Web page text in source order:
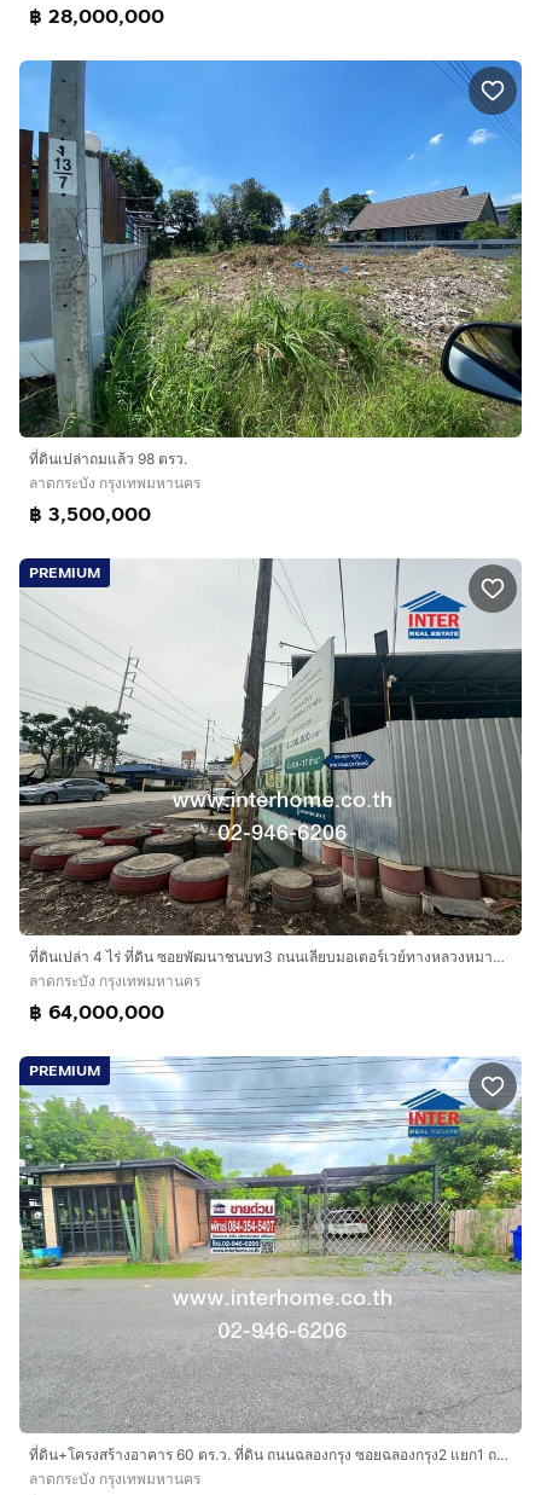
฿ 28,000,000
ที่ดินเปล่าถมแล้ว 98 ตรว.
ลาดกระบัง กรุงเทพมหานคร
฿ 3,500,000
PREMIUM
ที่ดินเปล่า 4 ไร่ ที่ดิน ซอยพัฒนาชนบท3 ถนนเลียบมอเตอร์เวย์ทางหลวงหมายเลข7 ถนนพัฒนาชนบท ถนนเลียบมอเตอร์เวย์ทางหลวงหมายเลข7 เขตลาดกระบัง กรุงเ
ลาดกระบัง กรุงเทพมหานคร
฿ 64,000,000
PREMIUM
ที่ดิน+โครงสร้างอาคาร 60 ตร.ว. ที่ดิน ถนนฉลองกรุง ซอยฉลองกรุง2 แยก1 ถนนฉลองกรุง เขตลาดกระบัง กรุงเทพมหานคร
ลาดกระบัง กรุงเทพมหานคร